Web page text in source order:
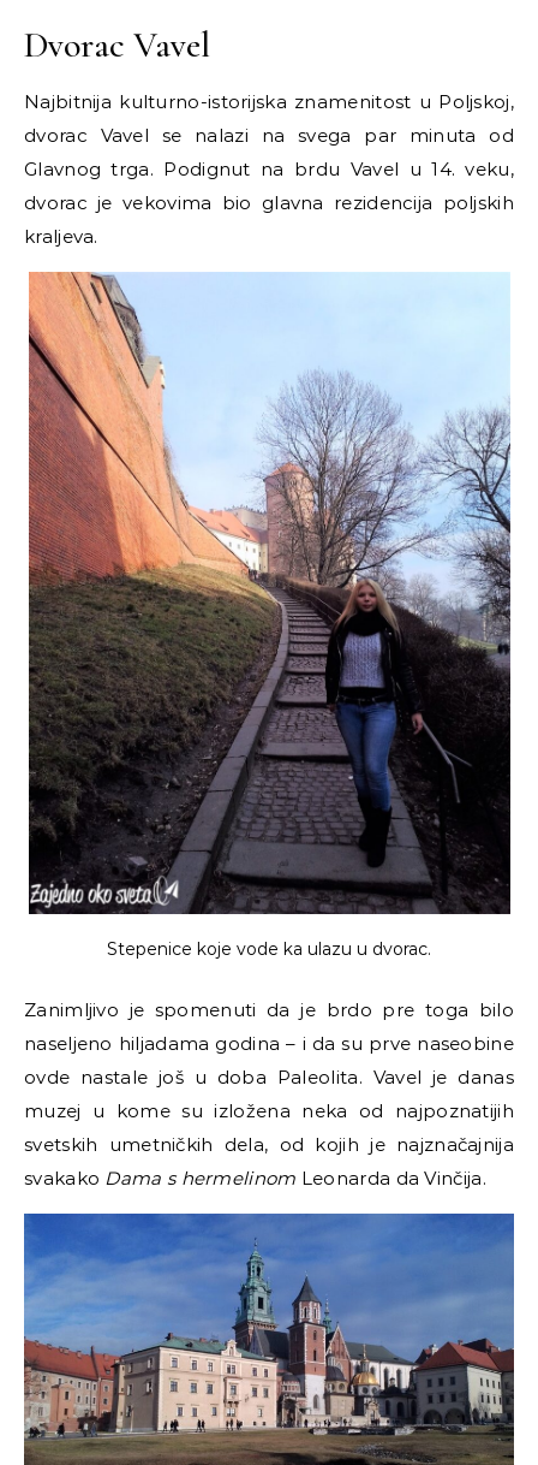
Dvorac Vavel
Najbitnija kulturno-istorijska znamenitost u Poljskoj,
dvorac Vavel se nalazi na svega par minuta od
Glavnog trga. Podignut na brdu Vavel u 14. veku,
dvorac je vekovima bio glavna rezidencija poljskih
kraljeva.
Stepenice koje vode ka ulazu u dvorac.
Zanimljivo je spomenuti da je brdo pre toga bilo
naseljeno hiljadama godina– i da su prve naseobine
ovde nastale još u doba Paleolita. Vavel je danas
muzej u kome su izložena neka od najpoznatijih
svetskih umetničkih dela, od kojih je najznačajnija
svakako Dama s hermelinom Leonarda da Vinčija.